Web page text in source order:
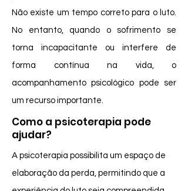
Não existe um tempo correto para o luto.
No entanto, quando o sofrimento se
torna incapacitante ou interfere de
forma contínua na vida, o
acompanhamento psicológico pode ser
um recurso importante.
Como a psicoterapia pode
ajudar?
A psicoterapia possibilita um espaço de
elaboração da perda, permitindo que a